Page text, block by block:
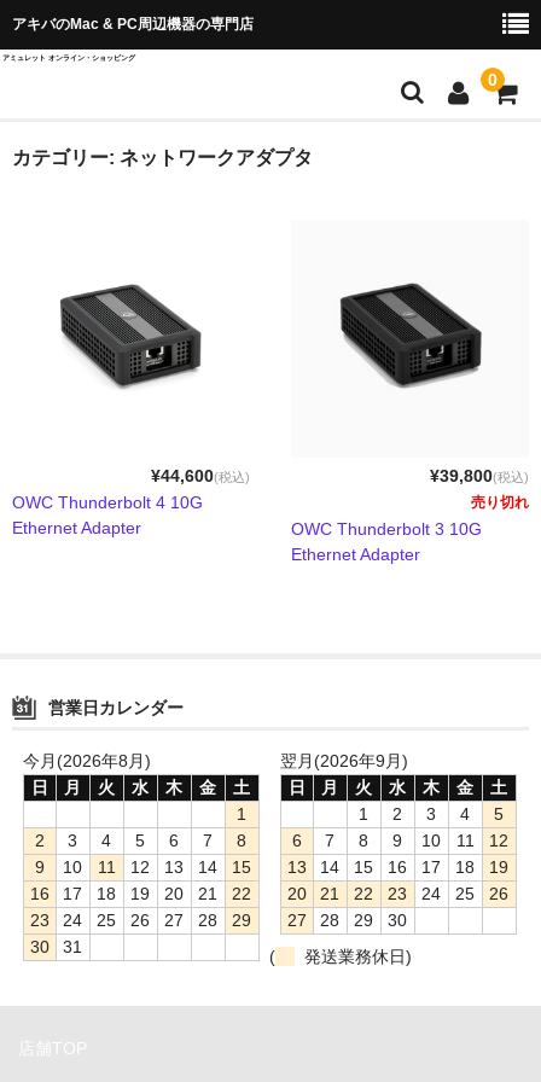
アキバのMac & PC周辺機器の専門店
アミュレット オンライン・ショッピング
0
店舗TOP
Wise Advanced
SPARKLE
EZCast ProAV
NewerTech
RebDrive／FireRack
Lin4NeuroプリインストールPC
Shaffner
1URack2Mini
用途別から探す
カテゴリー: ネットワークアダプタ
¥44,600(税込)
OWC Thunderbolt 4 10G
Ethernet Adapter
¥39,800(税込)
売り切れ
OWC Thunderbolt 3 10G
Ethernet Adapter
営業日カレンダー
今月(2026年8月)
日
月 火 水 木 金
土
1
2
3 4 5 6 7
8
9
10 11 12 13 14
15
16
17 18 19 20 21
22
23
24 25 26 27 28
29
30
31
翌月(2026年9月)
日
月 火 水 木 金
土
1
2 3 4
5
6
7 8 9 10 11
12
13
14 15 16 17 18
19
20
21 22 23 24 25
26
27
28 29
30
(
発送業務休日)
店舗TOP